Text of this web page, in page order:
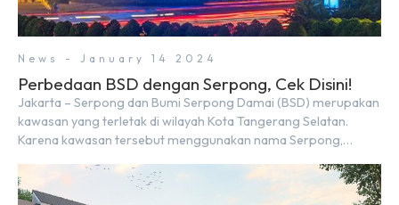
News - January 14 2024
Perbedaan BSD dengan Serpong, Cek Disini!
Jakarta – Serpong dan Bumi Serpong Damai (BSD) merupakan
kawasan yang terletak di wilayah Kota Tangerang Selatan.
Karena kawasan tersebut menggunakan nama Serpong,
merupakan tempat yang sama. Padahal anggapan tersebut
kurang tepat. Sebab Serpong dan BSD merupakan dua